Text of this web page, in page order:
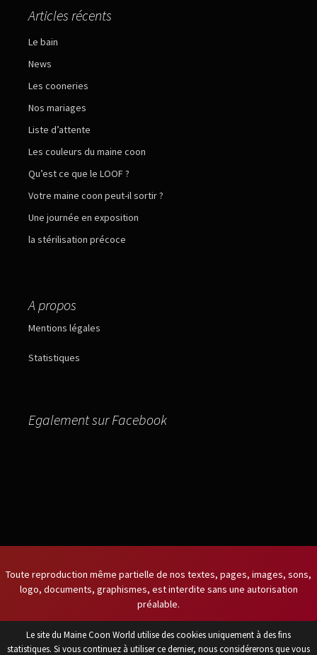
Articles récents
Le bain
News
Les cooneries
Nos mariages
Liste d’attente
Les couleurs du maine coon
Qu’est ce que le LOOF ?
Votre maine coon peut-il sortir ?
Une journée en exposition
la stérilisation précoce
A propos
Mentions légales
Statistiques
Egalement sur Facebook
Toute reproduction même partielle de nos textes, pages, images, sons,
logo, documents, graphismes, est interdite sans une autorisation
préalable.
Titulaire du certificat de capacité
Le site du Maine Coon World utilise des cookies uniquement à des fins
statistiques. Si vous continuez à utiliser ce dernier, nous considérerons que vous